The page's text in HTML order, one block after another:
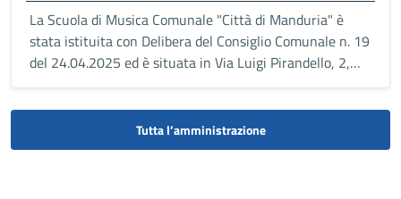
La Scuola di Musica Comunale "Città di Manduria" è
stata istituita con Delibera del Consiglio Comunale n. 19
del 24.04.2025 ed è situata in Via Luigi Pirandello, 2,
74024 Manduria TA
Tutta l’amministrazione